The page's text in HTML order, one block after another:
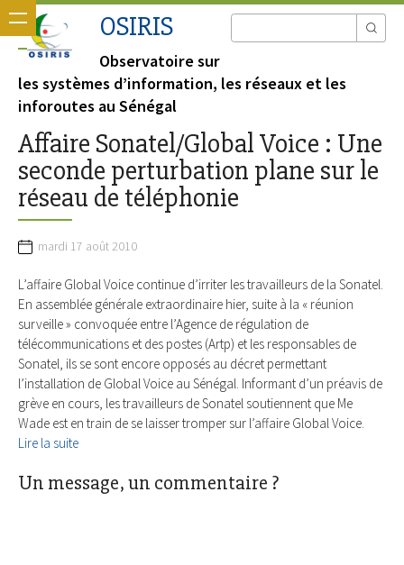
OSIRIS
Observatoire sur
les systèmes d’information, les réseaux et les
inforoutes au Sénégal
Affaire Sonatel/Global Voice : Une
seconde perturbation plane sur le
réseau de téléphonie
mardi 17 août 2010
L’affaire Global Voice continue d’irriter les travailleurs de la Sonatel.
En assemblée générale extraordinaire hier, suite à la « réunion
surveille » convoquée entre l’Agence de régulation de
télécommunications et des postes (Artp) et les responsables de
Sonatel, ils se sont encore opposés au décret permettant
l’installation de Global Voice au Sénégal. Informant d’un préavis de
grève en cours, les travailleurs de Sonatel soutiennent que Me
Wade est en train de se laisser tromper sur l’affaire Global Voice.
Lire la suite
Un message, un commentaire ?